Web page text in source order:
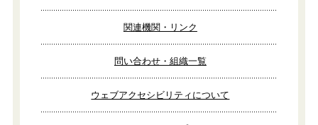
関連機関・リンク
問い合わせ・組織一覧
ウェブアクセシビリティについて